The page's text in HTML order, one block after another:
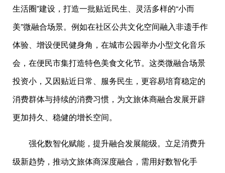
生活圈”建设，打造一批贴近民生、灵活多样的“小而
美”微融合场景。例如在社区公共文化空间融入非遗手作
体验、增设便民健身角，在城市公园举办小型文化音乐
会，在便民市集打造特色美食文化节。这类微融合场景
投资小，又因贴近日常、服务民生，更容易培育稳定的
消费群体与持续的消费习惯，为文旅体商融合发展开辟
更加持久、稳健的增长空间。
强化数智化赋能，提升融合发展能级。立足消费升
级新趋势，推动文旅体商深度融合，需用好数智化手